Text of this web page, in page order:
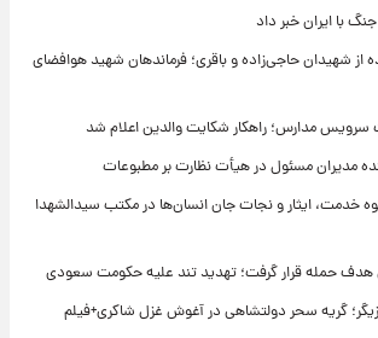
با ایران خبر داد
از شهیدان حاجی‌زاده و باقری؛ فرماندهان شهید هوافضای
سرویس مدارس؛ راهکار شکایت والدین اعلام شد
مدیران مسئول در هیأت نظارت بر مطبوعات
خدمت، ایثار و نجات جان انسان‌ها در مکتب سیدالشهدا
هدف حمله قرار گرفت؛ تهدید تند علیه حکومت سعودی
گریه سحر دولتشاهی در آغوش غزل شاکری+فیلم